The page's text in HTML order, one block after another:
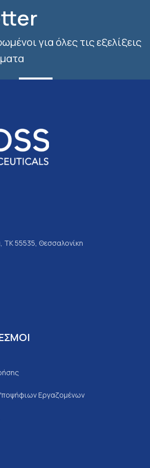
για όλες τις εξελίξεις
Εγγραφη
55535, Θεσσαλονίκη
Υποψήφιων Εργαζομένων